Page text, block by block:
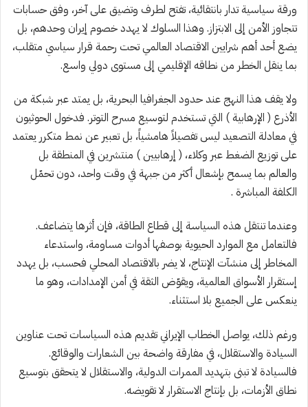
ورقة سياسية تدار بانتقائية، تفتح لطرف وتضيق على آخر، وفق حسابات
تتجاوز الأمن إلى الابتزاز. وهذا السلوك لا يهدد خصوم إيران وحدهم، بل
يضع أحد أهم شرايين الاقتصاد العالمي تحت رحمة قرار سياسي متقلب،
بما ينقل الخطر من نطاقه الإقليمي إلى مستوى دولي واسع.
‎ولا يقف هذا النهج عند حدود الجغرافيا البحرية، بل يمتد عبر شبكة من
الأذرع ( الإرهابية ) التي تستخدم لتوسيع مسرح التوتر. فدخول الحوثيون
في معادلة التصعيد ليس تفصيلاً هامشياً، بل تعبير عن نمط متكرر يعتمد
على توزيع الضغط عبر وكلاء، ( إرهابيين ) منتشرين في المنطقة بل
والعالم بما يسمح بإشعال أكثر من جبهة في وقت واحد، دون تحمّل
الكلفة المباشرة .
‎وعندما تنتقل هذه السياسة إلى قطاع الطاقة، فإن أثرها يتضاعف.
فالتعامل مع الموارد الحيوية بوصفها أدوات مساومة، واستدعاء
المخاطر إلى منشآت الإنتاج، لا يضر بالاقتصاد المحلي فحسب، بل يهدد
إستقرار الأسواق العالمية، ويقوّض الثقة في أمن الإمدادات، وهو ما
ينعكس على الجميع بلا استثناء.
‎ورغم ذلك، يواصل الخطاب الإيراني تقديم هذه السياسات تحت عناوين
السيادة والاستقلال، في مفارقة واضحة بين الشعارات والوقائع.
فالسيادة لا تبنى بتهديد الممرات الدولية، والاستقلال لا يتحقق بتوسيع
نطاق الأزمات، بل بإنتاج الاستقرار لا تقويضه.